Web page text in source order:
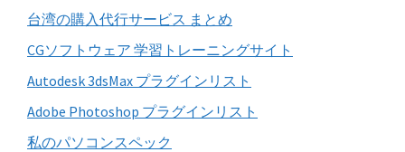
す
る
台湾の購入代行サービス まとめ
CGソフトウェア 学習トレーニングサイト
Autodesk 3dsMax プラグインリスト
Adobe Photoshop プラグインリスト
私のパソコンスペック